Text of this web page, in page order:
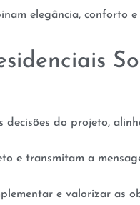
elegância, conforto
do projeto,
e transmitam a
e valorizar as